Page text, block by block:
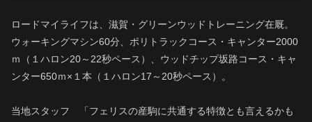
ロードマイライフは、滋賀・グリーンウッドトレーニング在厩。
ウォーキングマシン60分、ポリトラックコース・キャンター2000
ｍ（１ハロン20～22秒ペース）、ウッドチップ坂路コース・キャ
ンター650ｍ×１本（１ハロン17～20秒ペース）。
当地スタッフ 「フェリスの産駒に共通する特徴とも言えるかも